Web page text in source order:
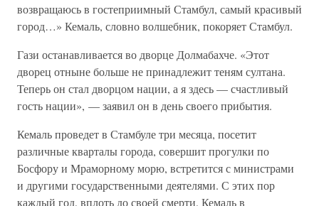
возвращаюсь в гостеприимный Стамбул, самый красивый
город…» Кемаль, словно волшебник, покоряет Стамбул.
Гази останавливается во дворце Долмабахче. «Этот
дворец отныне больше не принадлежит теням султана.
Теперь он стал дворцом нации, а я здесь — счастливый
гость нации», — заявил он в день своего прибытия.
Кемаль проведет в Стамбуле три месяца, посетит
различные кварталы города, совершит прогулки по
Босфору и Мраморному морю, встретится с министрами
и другими государственными деятелями. С этих пор
каждый год, вплоть до своей смерти, Кемаль в